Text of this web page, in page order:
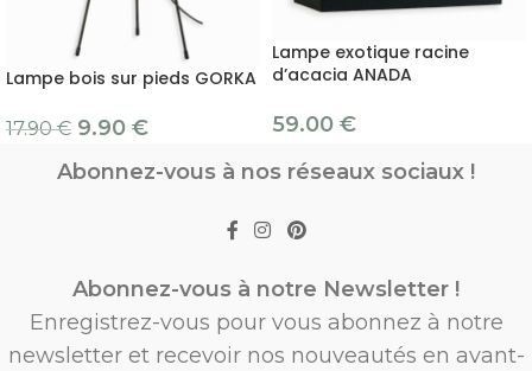
Lampe bois sur pieds GORKA
17.90€ 9.90 €
Lampe exotique racine
d’acacia ANADA
59.00 €
Abonnez-vous à nos réseaux sociaux !
Abonnez-vous à notre Newsletter !
Enregistrez-vous pour vous abonnez à notre
newsletter et recevoir nos nouveautés en avant-